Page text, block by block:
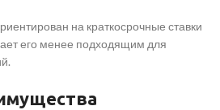
на краткосрочные ставки
его менее подходящим для